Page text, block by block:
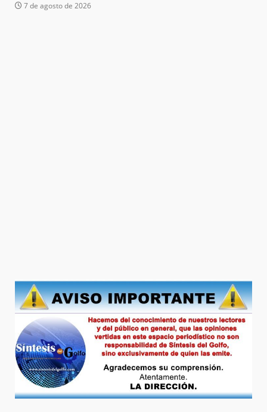
7 de agosto de 2026